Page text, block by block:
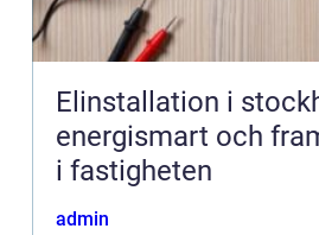
Elinstallation i stockholm
energismart och
i fastigheten
admin